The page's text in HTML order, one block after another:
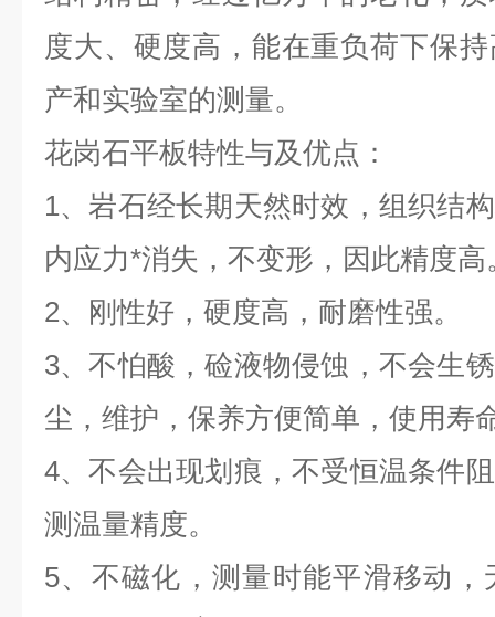
度大、硬度高，能在重负荷下保
产和实验室的测量。
花岗石平板特性与及优点：
1、岩石经长期天然时效，组织结
内应力*消失，不变形，因此精度高
2、刚性好，硬度高，耐磨性强。
3、不怕酸，硷液物侵蚀，不会生
尘，维护，保养方便简单，使用寿
4、不会出现划痕，不受恒温条件
测温量精度。
5、不磁化，测量时能平滑移动